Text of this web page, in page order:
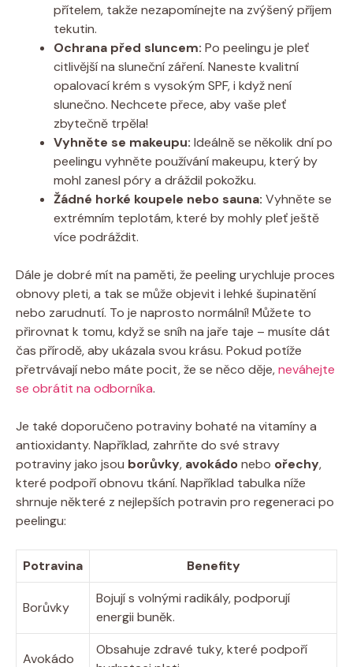
přítelem, takže nezapomínejte na zvýšený příjem
tekutin.
Ochrana před sluncem: Po peelingu je pleť
citlivější na sluneční záření. Naneste kvalitní
opalovací krém s vysokým SPF, i když není
slunečno. Nechcete přece, aby vaše pleť
zbytečně trpěla!
Vyhněte se makeupu: Ideálně se několik dní po
peelingu vyhněte používání makeupu, který by
mohl zanesl póry a dráždil pokožku.
Žádné horké koupele nebo sauna: Vyhněte se
extrémním teplotám, které by mohly pleť ještě
více podráždit.
Dále je dobré mít na paměti, že peeling urychluje proces
obnovy pleti, a tak se může objevit i lehké šupinatění
nebo zarudnutí. To je naprosto normální! Můžete to
přirovnat k tomu, když se sníh na jaře taje – musíte dát
čas přírodě, aby ukázala svou krásu. Pokud potíže
přetrvávají nebo máte pocit, že se něco děje,neváhejte
se obrátit na odborníka.
Je také doporučeno potraviny bohaté na vitamíny a
antioxidanty. Například, zahrňte do své stravy
potraviny jako jsou borůvky, avokádonebo ořechy,
které podpoří obnovu tkání. Například tabulka níže
shrnuje některé z nejlepších potravin pro regeneraci po
peelingu:
Potravina Benefity
Borůvky
Bojují s volnými radikály, podporují
energii buněk.
Avokádo
Obsahuje zdravé tuky, které podpoří